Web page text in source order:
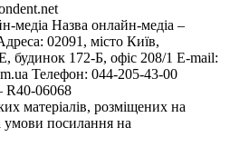
медіа Назва онлайн-медіа –
02091, місто Київ,
172-Б, офіс 208/1 E-mail:
Телефон: 044-205-43-00
R40-06068
матеріалів, розміщених на
умови посилання на